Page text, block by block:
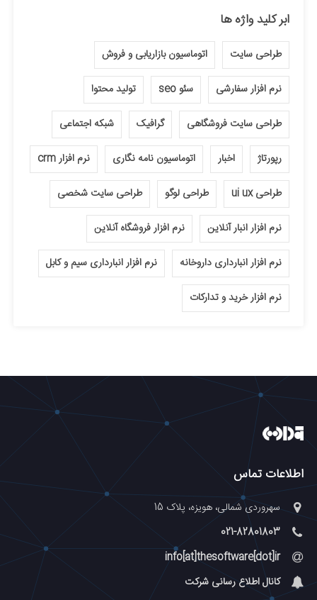
ابر کلید واژه ها
طراحی سایت اتوماسیون بازاریابی و فروش
نرم افزار سفارشی سئو seo تولید محتوا
طراحی سایت فروشگاهی گرافیک شبکه اجتماعی
رپورتاژ اخبار اتوماسیون نامه نگاری نرم افزار crm
طراحی ui ux طراحی لوگو طراحی سایت شخصی
نرم افزار انبار آنلاین نرم افزار فروشگاه آنلاین
نرم افزار انبارداری داروخانه نرم افزار انبارداری سیم و کابل
نرم افزار خرید و تدارکات
اطلاعات تماس
سهروردی شمالی، هویزه، پلاک 15
021-82801803
info[at]thesoftware[dot]ir
کانال اطلاع رسانی شرکت